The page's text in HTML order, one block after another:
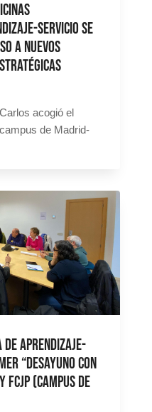
Servicio se
a nuevos
acogió el
de Madrid-
Aprendizaje-
“Desayuno con
FCJP (campus de